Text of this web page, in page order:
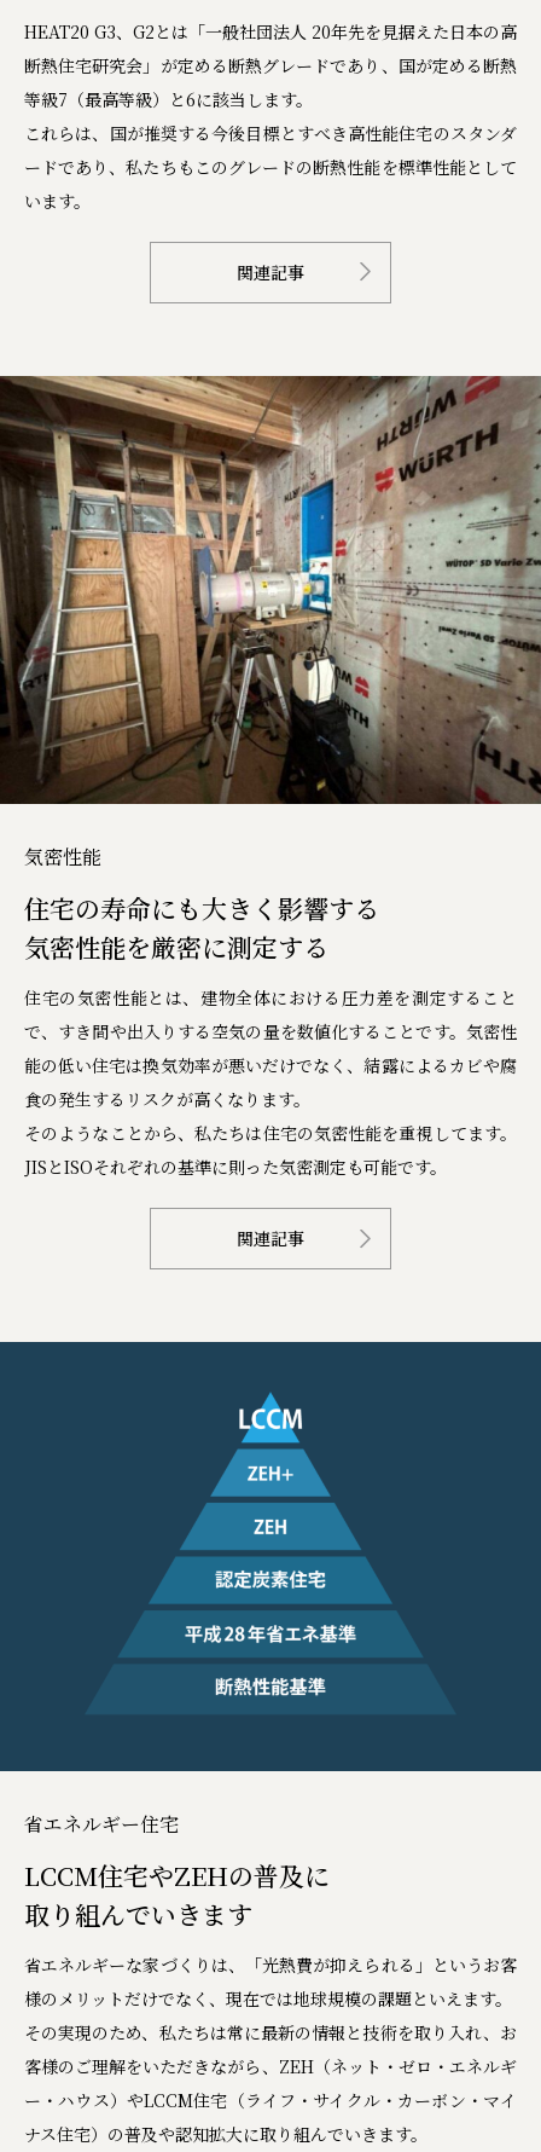
HEAT20 G3、G2とは「一般社団法人 20年先を見据えた日本の高
断熱住宅研究会」が定める断熱グレードであり、国が定める断熱
等級7（最高等級）と6に該当します。
これらは、国が推奨する今後目標とすべき高性能住宅のスタンダ
ードであり、私たちもこのグレードの断熱性能を標準性能として
います。
関連記事
気密性能
住宅の寿命にも大きく影響する
気密性能を厳密に測定する
住宅の気密性能とは、建物全体における圧力差を測定すること
で、すき間や出入りする空気の量を数値化することです。気密性
能の低い住宅は換気効率が悪いだけでなく、結露によるカビや腐
食の発生するリスクが高くなります。
そのようなことから、私たちは住宅の気密性能を重視してます。
JISとISOそれぞれの基準に則った気密測定も可能です。
関連記事
省エネルギー住宅
LCCM住宅やZEHの普及に
取り組んでいきます
省エネルギーな家づくりは、「光熱費が抑えられる」というお客
様のメリットだけでなく、現在では地球規模の課題といえます。
その実現のため、私たちは常に最新の情報と技術を取り入れ、お
客様のご理解をいただきながら、ZEH（ネット・ゼロ・エネルギ
ー・ハウス）やLCCM住宅（ライフ・サイクル・カーボン・マイ
ナス住宅）の普及や認知拡大に取り組んでいきます。